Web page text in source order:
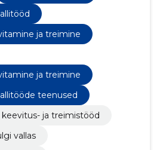
ja treimine
ja treimine
teenused
keevitus- ja treimistööd
vallas